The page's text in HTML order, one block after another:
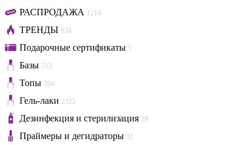
РАСПРОДАЖА 1214
ТРЕНДЫ 634
Подарочные сертификаты 5
Базы 513
Топы 204
Гель-лаки 2325
Дезинфекция и стерилизация 29
Праймеры и дегидраторы 32